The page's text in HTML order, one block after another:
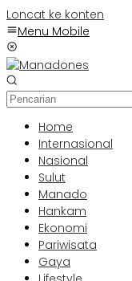
Loncat ke konten
Menu Mobile
Home
Internasional
Nasional
Sulut
Manado
Hankam
Ekonomi
Pariwisata
Gaya